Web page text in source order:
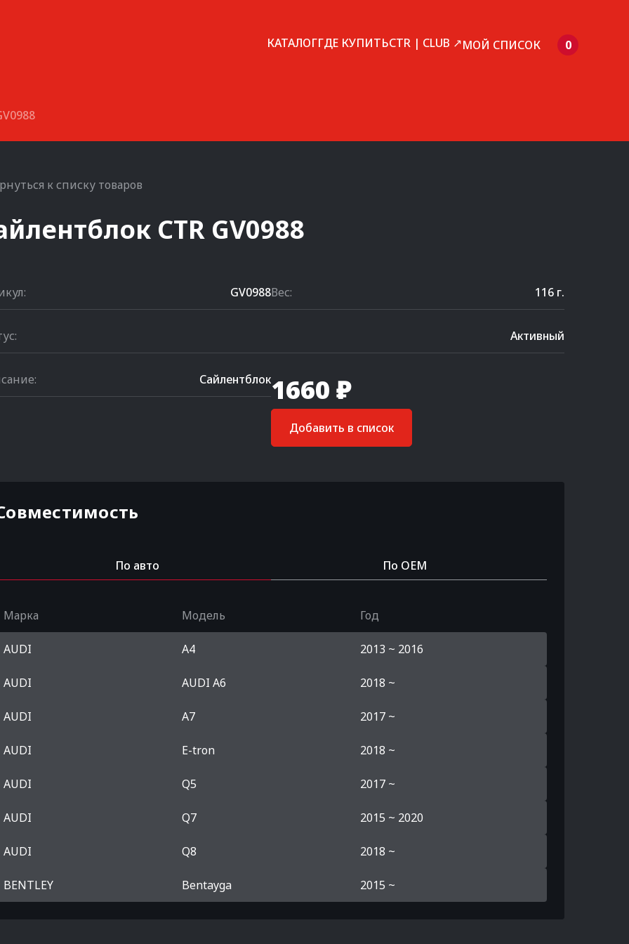
КАТАЛОГГДЕ КУПИТЬCTR | CLUB ↗МОЙ СПИСОК 0
к списку товаров
CTR GV0988
GV0988Вес: 116 г.
Активный
Сайлентблок1660 ₽
Добавить в список
По авто По OEM
Марка Модель Год
AUDI A4 2013 ~ 2016
AUDI AUDI A6 2018 ~
AUDI A7 2017 ~
AUDI E-tron 2018 ~
AUDI Q5 2017 ~
AUDI Q7 2015 ~ 2020
AUDI Q8 2018 ~
BENTLEY Bentayga 2015 ~